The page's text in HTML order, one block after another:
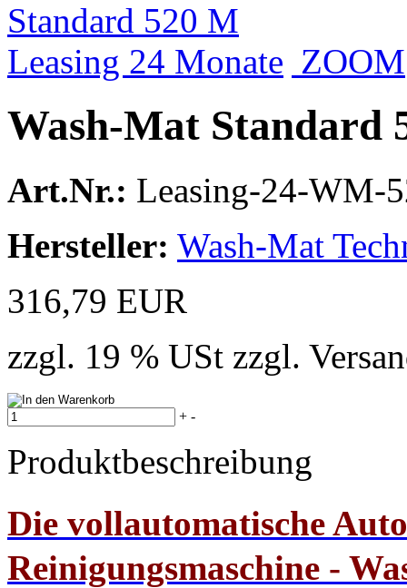
ZOOM
Wash-Mat Standard
Art.Nr.: Leasing-24-WM-
Hersteller: Wash-Mat
316,79 EUR
zzgl. 19 % USt zzgl.
+ -
Produktbeschreibung
Die vollautomatische
Reinigungsmaschine -